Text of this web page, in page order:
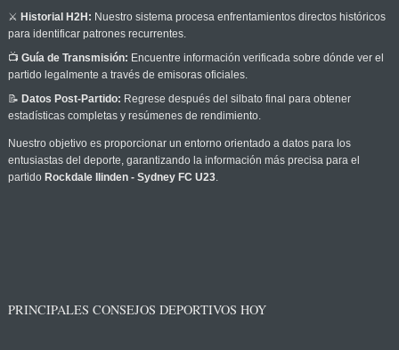
⚔️ Historial H2H: Nuestro sistema procesa enfrentamientos directos históricos
para identificar patrones recurrentes.
📺 Guía de Transmisión: Encuentre información verificada sobre dónde ver el
partido legalmente a través de emisoras oficiales.
📝 Datos Post-Partido: Regrese después del silbato final para obtener
estadísticas completas y resúmenes de rendimiento.
Nuestro objetivo es proporcionar un entorno orientado a datos para los
entusiastas del deporte, garantizando la información más precisa para el
partido Rockdale Ilinden - Sydney FC U23.
PRINCIPALES CONSEJOS DEPORTIVOS HOY